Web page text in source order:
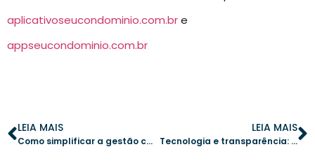
aplicativoseucondominio.com.bre
appseucondominio.com.br
LEIA MAIS
Como simplificar a gestão condominial ao definir prioridades
LEIA MAIS
Tecnologia e transparência: como um aplicativo de gestão transforma as finanças do condomínio